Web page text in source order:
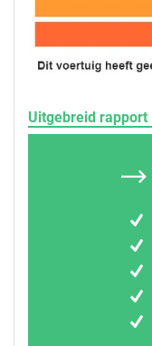
Uitgebreid rapport